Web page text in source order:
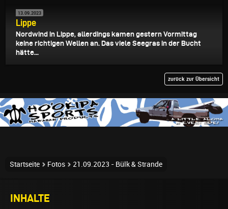
13.09.2023
Lippe
Nordwind in Lippe, allerdings kamen gestern Vormittag
keine richtigen Wellen an. Das viele Seegras in der Bucht
hätte...
zurück zur Übersicht
Startseite Fotos 21.09.2023 - Bülk & Strande
INHALTE